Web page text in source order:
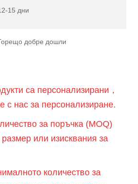
15 дни
добре дошли
са персонализирани，
с нас за персонализиране.
за поръчка (MOQ)
или изисквания за
количество за